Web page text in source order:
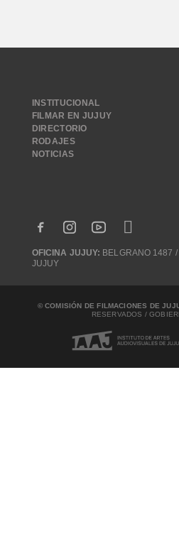
INSTITUCIONAL
FILMAR EN JUJUY
DIRECTORIO
RODAJES
NOTICIAS
OFICINA JUJUY: BELGRANO 1487
JUJUY
© COMISIÓN DE FILMACIONES DE
RESERVADOS /